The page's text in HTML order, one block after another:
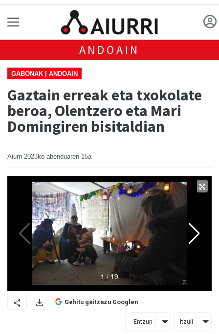
ANDOAIN
GABONAK | ANDOAIN
Gaztain erreak eta txokolate
beroa, Olentzero eta Mari
Domingiren bisitaldian
Aiurri 2023ko abenduaren 15a
Gehitu gaitzazu Googlen
Entzun Itzuli